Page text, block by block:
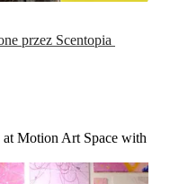
przez Scentopia
Motion Art Space with